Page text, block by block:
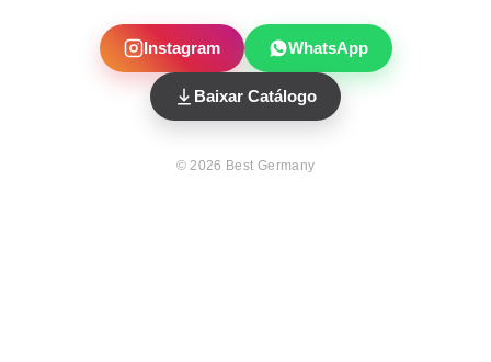
Instagram WhatsApp
Baixar Catálogo
© 2026 Best Germany